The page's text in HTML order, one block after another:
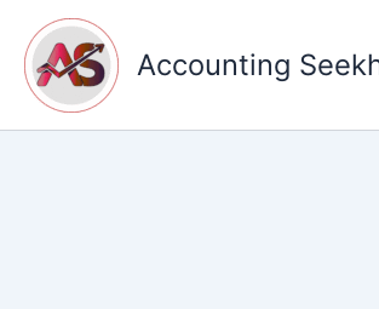
content
Accounting